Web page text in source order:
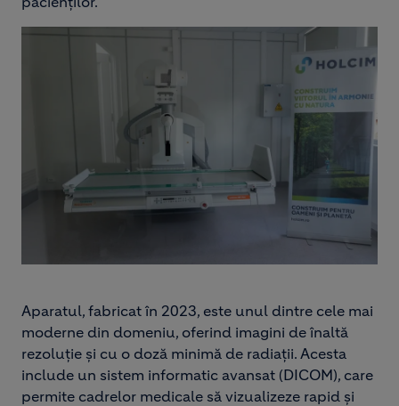
Aparatul, fabricat în 2023, este unul dintre cele mai
moderne din domeniu, oferind imagini de înaltă
rezoluție și cu o doză minimă de radiații. Acesta
include un sistem informatic avansat (DICOM), care
permite cadrelor medicale să vizualizeze rapid și